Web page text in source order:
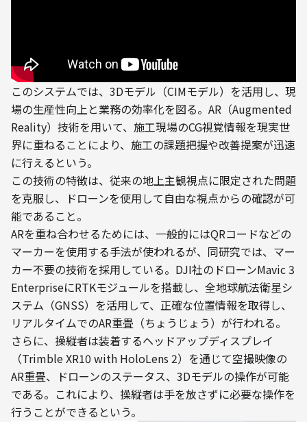
このシステムでは、3Dモデル（CIMモデル）を活用し、現
場の生産性向上と業務の効率化を図る。AR（Augmented
Reality）技術を用いて、施工現場のCG視覚情報を現実世
界に重ねることにより、施工の課題把握や改善提案が迅速
に行えるという。
この技術の特徴は、従来の地上主観視点に限定された問題
を克服し、ドローンを使用して自由な視点からの確認が可
能であること。
ARを重ね合わせるためには、一般的にはQRコードなどの
マーカーを使用する手法が使われるが、同研究では、マー
カー不要の技術を採用している。DJI社のドローンMavic 3
EnterpriseにRTKモジュールを搭載し、全地球航法衛星シ
ステム（GNSS）を活用して、正確な位置情報を取得し、
リアルタイムでのAR重畳（ちょうじょう）が行われる。
さらに、操縦者は装着するヘッドアップディスプレイ
（Trimble XR10 with HoloLens 2）を通じて空撮映像の
AR重畳、ドローンのステータス、3Dモデルの操作が可能
である。これにより、操縦者は手を放さずに必要な操作を
行うことができるという。